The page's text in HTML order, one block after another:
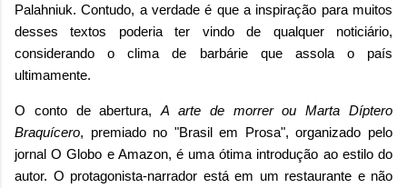
Palahniuk. Contudo, a verdade é que a inspiração para muitos
desses textos poderia ter vindo de qualquer noticiário,
considerando o clima de barbárie que assola o país
ultimamente.
O conto de abertura,A arte de morrer ou Marta Díptero
Braquícero, premiado no "Brasil em Prosa", organizado pelo
jornal O Globo e Amazon, é uma ótima introdução ao estilo do
autor. O protagonista-narrador está em um restaurante e não